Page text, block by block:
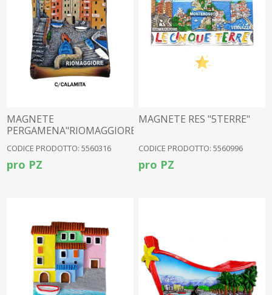
MAGNETE
PERGAMENA"RIOMAGGIORE"RES.
CODICE PRODOTTO: 5560316
pro PZ
MAGNETE RES "5TERRE"
CODICE PRODOTTO: 5560996
pro PZ